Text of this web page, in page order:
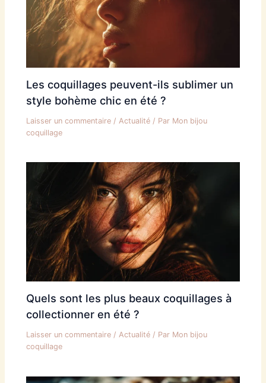
Les coquillages peuvent-ils sublimer un
style bohème chic en été ?
Laisser un commentaire / Actualité / Par Mon bijou
coquillage
Quels sont les plus beaux coquillages à
collectionner en été ?
Laisser un commentaire / Actualité / Par Mon bijou
coquillage